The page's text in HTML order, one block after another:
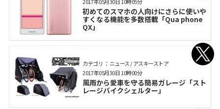
初めてのスマホの人向けにさらに使いや
すくなる機能を多数搭載「Qua phone
QX」
カテゴリ： ニュース / アスキーストア
風雨から愛車を守る簡易ガレージ「スト
レージバイクシェルター」
2017年05月30日 10時00分